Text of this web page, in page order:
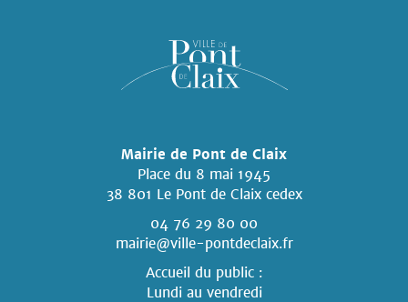
Mairie de Pont de Claix
Place du 8 mai 1945
38 801 Le Pont de Claix cedex
04 76 29 80 00
mairie@ville-pontdeclaix.fr
Accueil du public :
Lundi au vendredi